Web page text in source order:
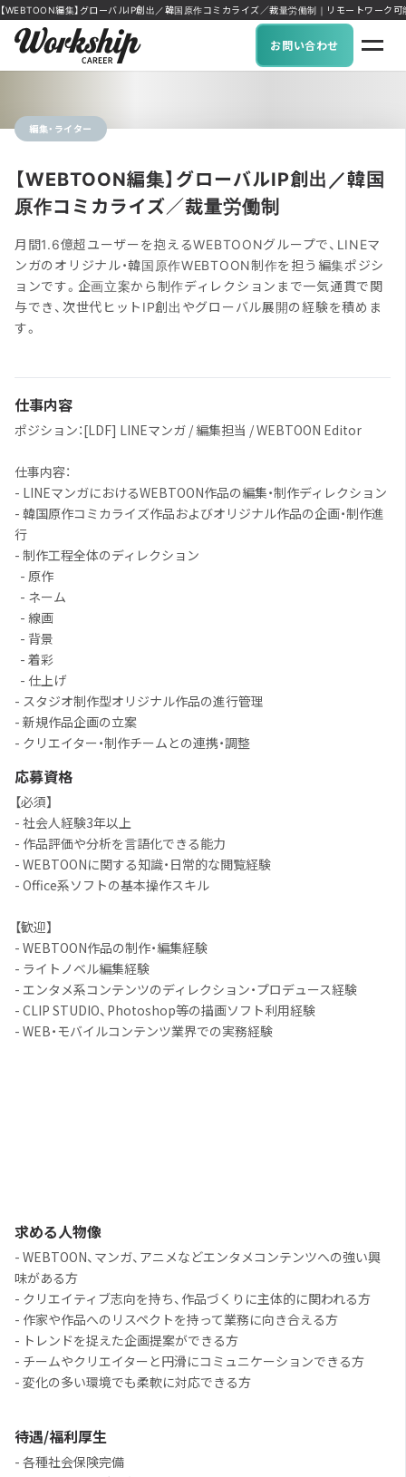
【WEBTOON編集】グローバルIP創出／韓国原作コミカライズ／裁量労働制｜リモートワーク
お問い合わせ
編集・ライター
【WEBTOON編集】グローバルIP創出／韓国
原作コミカライズ／裁量労働制
月間1.6億超ユーザーを抱えるWEBTOONグループで、LINEマ
ンガのオリジナル・韓国原作WEBTOON制作を担う編集ポジシ
ョンです。企画立案から制作ディレクションまで一気通貫で関
与でき、次世代ヒットIP創出やグローバル展開の経験を積めま
す。
仕事内容
ポジション：[LDF] LINEマンガ / 編集担当 / WEBTOON Editor
仕事内容：
- LINEマンガにおけるWEBTOON作品の編集・制作ディレクション
- 韓国原作コミカライズ作品およびオリジナル作品の企画・制作進
行
- 制作工程全体のディレクション
- 原作
- ネーム
- 線画
- 背景
- 着彩
- 仕上げ
- スタジオ制作型オリジナル作品の進行管理
- 新規作品企画の立案
- クリエイター・制作チームとの連携・調整
応募資格
【必須】
- 社会人経験3年以上
- 作品評価や分析を言語化できる能力
- WEBTOONに関する知識・日常的な閲覧経験
- Office系ソフトの基本操作スキル
【歓迎】
- WEBTOON作品の制作・編集経験
- ライトノベル編集経験
- エンタメ系コンテンツのディレクション・プロデュース経験
- CLIP STUDIO、Photoshop等の描画ソフト利用経験
- WEB・モバイルコンテンツ業界での実務経験
求める人物像
- WEBTOON、マンガ、アニメなどエンタメコンテンツへの強い興
味がある方
- クリエイティブ志向を持ち、作品づくりに主体的に関われる方
- 作家や作品へのリスペクトを持って業務に向き合える方
- トレンドを捉えた企画提案ができる方
- チームやクリエイターと円滑にコミュニケーションできる方
- 変化の多い環境でも柔軟に対応できる方
待遇/福利厚生
- 各種社会保険完備